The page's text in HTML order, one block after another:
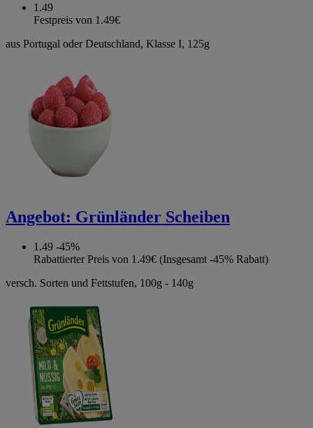
1.49
Festpreis von 1.49€
aus Portugal oder Deutschland, Klasse I, 125g
Angebot: Grünländer Scheiben
1.49 -45%
Rabattierter Preis von 1.49€ (Insgesamt -45% Rabatt)
versch. Sorten und Fettstufen, 100g - 140g